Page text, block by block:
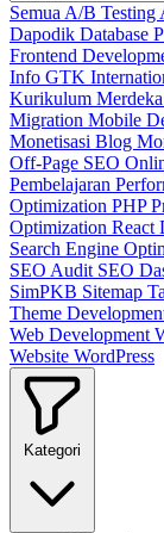
Semua A/B Testing
Dapodik Database
Frontend
Info GTK
Kurikulum Merdeka
Migration Mobile
Monetisasi Blog
Off-Page SEO
Pembelajaran
Optimization PHP
Optimization React
Search Engine
SEO Audit SEO
SimPKB Sitemap
Theme
Web Development
Website WordPress
Kategori